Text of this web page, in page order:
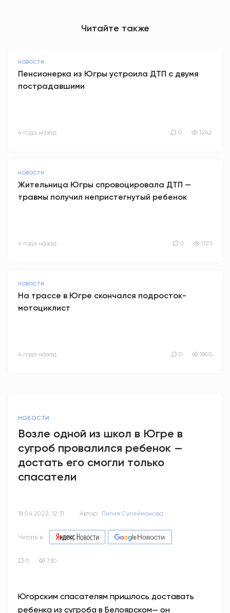
Читайте также
НОВОСТИ
Пенсионерка из Югры устроила ДТП с двумя
пострадавшими
4 года назад 0 1242
НОВОСТИ
Жительница Югры спровоцировала ДТП —
травмы получил непристегнутый ребенок
4 года назад 0 1123
НОВОСТИ
На трассе в Югре скончался подросток-
мотоциклист
4 года назад 0 1805
НОВОСТИ
Возле одной из школ в Югре в
сугроб провалился ребенок —
достать его смогли только
спасатели
18.04.2022, 12:31 Автор: Лилия Сулейманова
Читать в
0 730
Югорским спасателям пришлось доставать
ребенка из сугроба в Белоярском— он